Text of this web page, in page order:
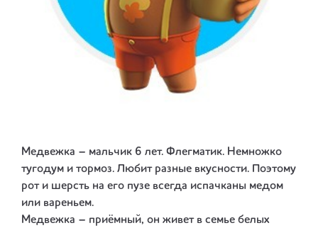
Медвежка – мальчик 6 лет. Флегматик. Немножко
тугодум и тормоз. Любит разные вкусности. Поэтому
рот и шерсть на его пузе всегда испачканы медом
или вареньем.
Медвежка – приёмный, он живет в семье белых